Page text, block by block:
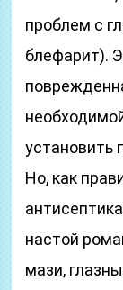
проблем с
блефарит).
установить
Но, как
настой
мази,